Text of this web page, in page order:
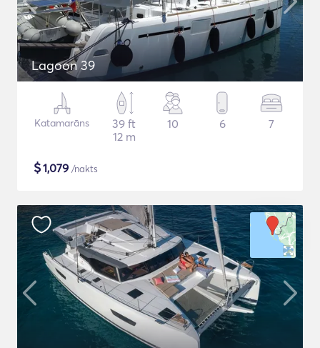
Lagoon 39
Katamarāns
39 ft
12 m
10 6 7
$1,079 /nakts